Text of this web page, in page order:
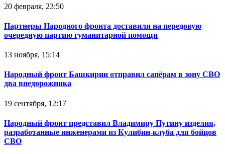
20 февраля, 23:50
Партнеры Народного фронта доставили на передовую
очередную партию гуманитарной помощи
13 ноября, 15:14
Народный фронт Башкирии отправил сапёрам в зону СВО
два внедорожника
19 сентября, 12:17
Народный фронт представил Владимиру Путину изделия,
разработанные инженерами из Кулибин-клуба для бойцов
СВО